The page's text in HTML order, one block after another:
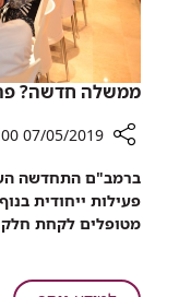
ממשלה חדשה?
שיתוף
ממשלה
חדשה?
חדש!
07/05/2019 09:00
ברמב"ם התחדשה
פעילות ייחודית
מטופלים לקחת חלק